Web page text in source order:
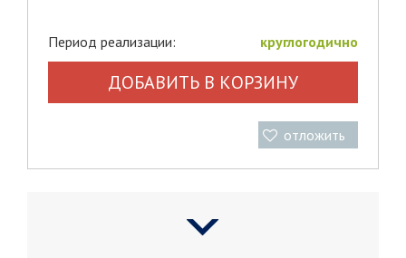
Период реализации: круглогодично
ДОБАВИТЬ В КОРЗИНУ
отложить